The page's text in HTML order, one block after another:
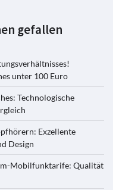
gefallen
unter 100 Euro
Technologische
Exzellente
Design
Mobilfunktarife: Qualität